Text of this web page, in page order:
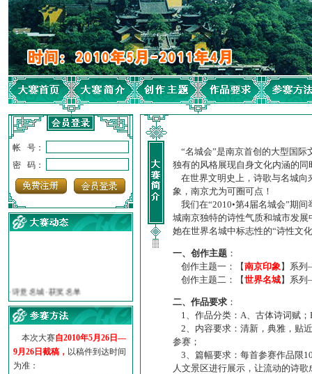
帐 号：
密 码：
·【诗意·名城】地铁展示作...
·诗意名城·地铁时间
地铁完美呈现【诗意·名城...
参赛作品多达5000多首
“诗意·名城”晒诗会
特别通知--致广大诗词爱好...
本次大赛自2010年5月26日—
9月26日截稿， 以稿件到达时间
为准：
“名城会”是南京首创的大型国际
独有的风格展现自身文化内涵的
在世界文明史上，诗歌与名城向
象，南京尤为可圈可点！
我们在“2010•第4届名城会”期
城南京独特的诗性气质和城市发
她在世界名城中标志性的“诗性文
一、创作主题 ：
创作主题一：【南京印象】系
创作主题二：【世界名城】系
二、作品要求 ：
1、作品分类：A、古体诗词赋；
2、内容要求：清新，典雅，贴
参赛；
3、篇幅要求：每首参赛作品限
人文景区进行展示，让流动的诗